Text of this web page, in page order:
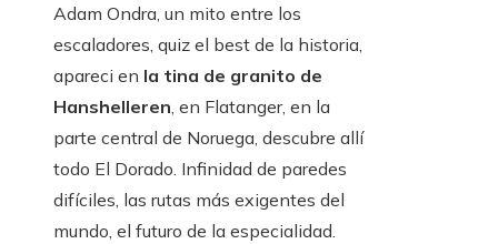
Adam Ondra, un mito entre los
escaladores, quiz el best de la historia,
apareci en la tina de granito de
Hanshelleren, en Flatanger, en la
parte central de Noruega, descubre allí
todo El Dorado. Infinidad de paredes
difíciles, las rutas más exigentes del
mundo, el futuro de la especialidad.